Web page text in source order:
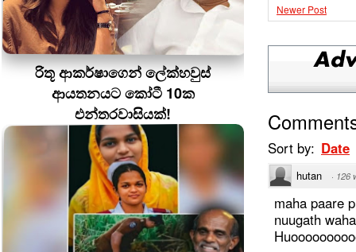
රිතූ ආකර්ෂාගෙන් ලේක්හවුස්
ආයතනයට කෝටී 10ක
එන්තරවාසියක්!
Newer Post
Sort by: Date
hutan · 126
maha paare
nuugath